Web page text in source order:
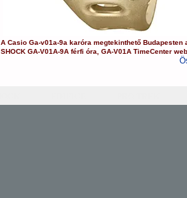
ACasio Ga-v01a-9a karóra megtekinthető Budapesten
SHOCK GA-V01A-9A férfi óra ,GA-V01A TimeCenter